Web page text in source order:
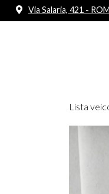
Via Salaria, 421 -
Lista